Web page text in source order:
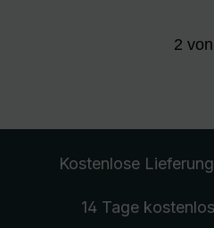
2 von
Kostenlose Lieferung
14 Tage